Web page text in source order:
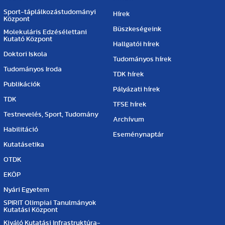
Sport-táplálkozástudományi
Központ
Molekuláris Edzésélettani
Kutató Központ
Doktori Iskola
Tudományos Iroda
Publikációk
TDK
Testnevelés, Sport, Tudomány
Habilitáció
Kutatásetika
OTDK
EKÖP
Nyári Egyetem
SPIRIT Olimpiai Tanulmányok
Kutatási Központ
Kiváló Kutatási Infrastruktúra-
Hírek
Büszkeségeink
Hallgatói hírek
Tudományos hírek
TDK hírek
Pályázati hírek
TFSE hírek
Archívum
Eseménynaptár